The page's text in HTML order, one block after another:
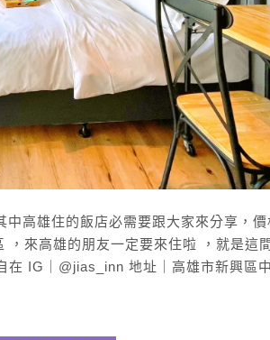
高雄住的飯店必需要跟大家來分享，
來高雄的朋友一定要來住啦 ，就是這
在 IG｜@jias_inn 地址｜高雄市新興區